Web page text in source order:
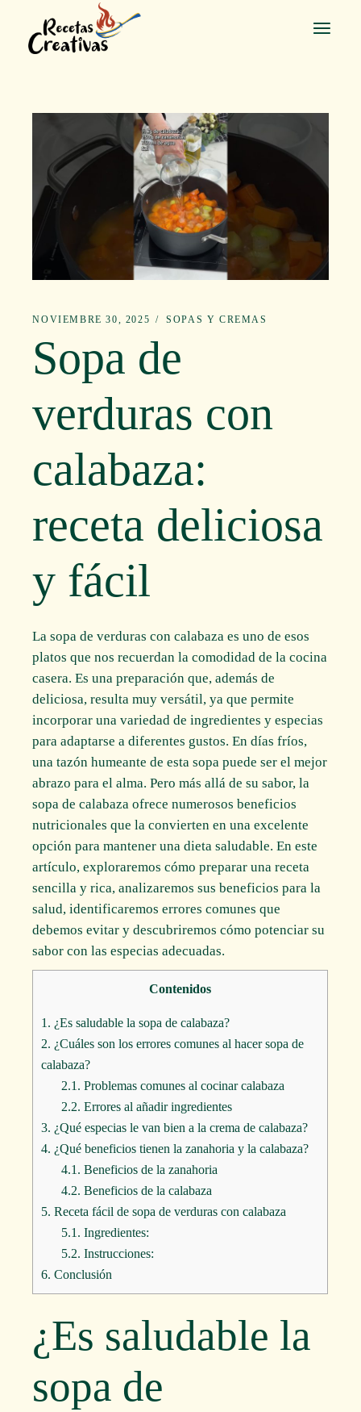
contenido
NOVIEMBRE 30, 2025 SOPAS Y CREMAS
Sopa de
verduras con
calabaza:
receta deliciosa
y fácil
La sopa de verduras con calabaza es uno de esos
platos que nos recuerdan la comodidad de la cocina
casera. Es una preparación que, además de
deliciosa, resulta muy versátil, ya que permite
incorporar una variedad de ingredientes y especias
para adaptarse a diferentes gustos. En días fríos,
una tazón humeante de esta sopa puede ser el mejor
abrazo para el alma. Pero más allá de su sabor, la
sopa de calabaza ofrece numerosos beneficios
nutricionales que la convierten en una excelente
opción para mantener una dieta saludable. En este
artículo, exploraremos cómo preparar una receta
sencilla y rica, analizaremos sus beneficios para la
salud, identificaremos errores comunes que
debemos evitar y descubriremos cómo potenciar su
sabor con las especias adecuadas.
Contenidos
1. ¿Es saludable la sopa de calabaza?
2. ¿Cuáles son los errores comunes al hacer sopa de
calabaza?
2.1. Problemas comunes al cocinar calabaza
2.2. Errores al añadir ingredientes
3. ¿Qué especias le van bien a la crema de calabaza?
4. ¿Qué beneficios tienen la zanahoria y la calabaza?
4.1. Beneficios de la zanahoria
4.2. Beneficios de la calabaza
5. Receta fácil de sopa de verduras con calabaza
5.1. Ingredientes:
5.2. Instrucciones:
6. Conclusión
¿Es saludable la
sopa de